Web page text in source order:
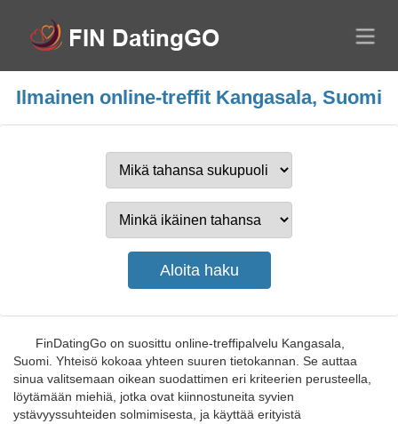
Ilmainen online-treffit Kangasala, Suomi
FinDatingGo on suosittu online-treffipalvelu Kangasala,
Suomi. Yhteisö kokoaa yhteen suuren tietokannan. Se auttaa
sinua valitsemaan oikean suodattimen eri kriteerien perusteella,
löytämään miehiä, jotka ovat kiinnostuneita syvien
ystävyyssuhteiden solmimisesta, ja käyttää erityistä